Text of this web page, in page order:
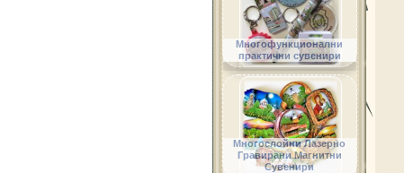
Многофункционални
практични сувенири
Многослойни Лазерно
Гравирани Магнитни
Сувенири